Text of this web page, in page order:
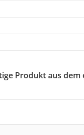
Produkt aus dem